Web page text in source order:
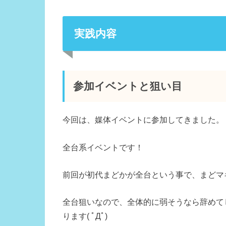
実践内容
参加イベントと狙い目
今回は、媒体イベントに参加してきました。
全台系イベントです！
前回が初代まどかが全台という事で、まど
全台狙いなので、全体的に弱そうなら辞め
ります( ﾟДﾟ)